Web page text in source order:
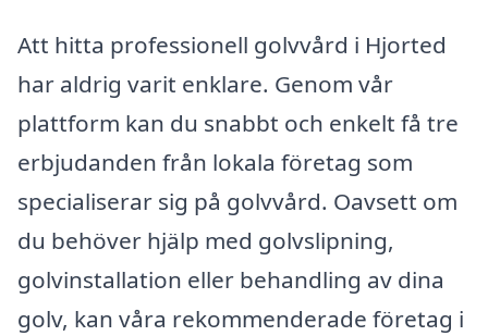
Att hitta professionell golvvård i Hjorted
har aldrig varit enklare. Genom vår
plattform kan du snabbt och enkelt få tre
erbjudanden från lokala företag som
specialiserar sig på golvvård. Oavsett om
du behöver hjälp med golvslipning,
golvinstallation eller behandling av dina
golv, kan våra rekommenderade företag i